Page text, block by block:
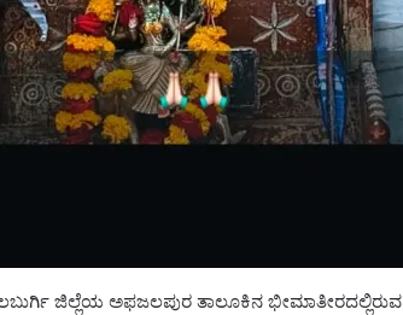
ಜಿಲ್ಲೆಯ ಅಫಜಲಪುರ ತಾಲೂಕಿನ